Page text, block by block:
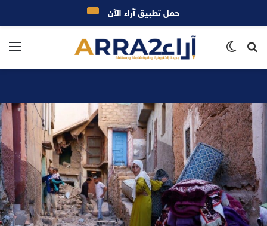
بحث
حمل تطبيق آراء الآن